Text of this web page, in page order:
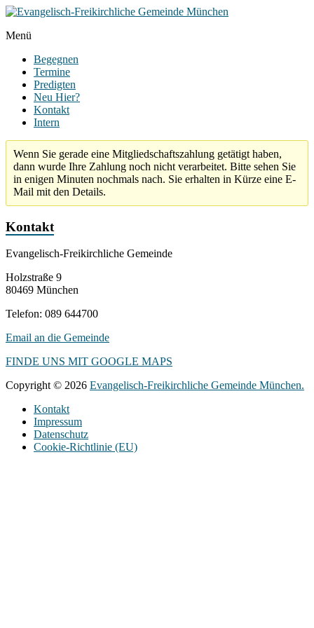
Zum
springen
Evangelisch-
Freikirchliche
Gemeinde
München
Menü
Begegnen
Termine
Predigten
Neu Hier?
Kontakt
Intern
Wenn Sie gerade eine Mitgliedschaftszahlung getätigt haben,
dann wurde Ihre Zahlung noch nicht verarbeitet. Bitte sehen Sie
in enigen Minuten nochmals nach. Sie erhalten in Kürze eine E-
Mail mit den Details.
Kontakt
Evangelisch-Freikirchliche Gemeinde
Holzstraße 9
80469 München
Telefon: 089 644700
Email an die Gemeinde
FINDE UNS MIT GOOGLE MAPS
Copyright © 2026 Evangelisch-Freikirchliche Gemeinde München.
Kontakt
Impressum
Datenschutz
Cookie-Richtlinie (EU)